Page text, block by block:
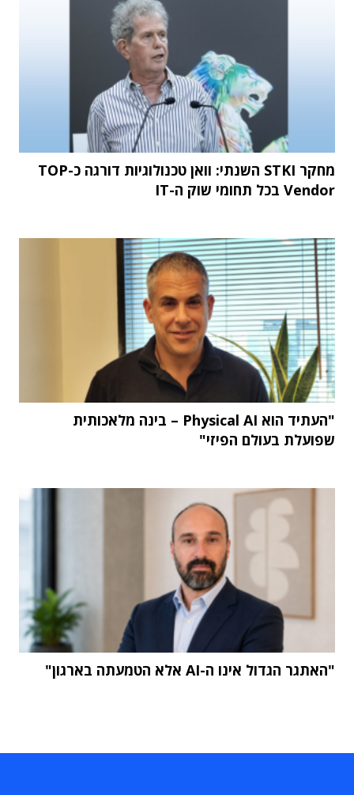
מחקר STKI השנתי: וואן טכנולוגיות דורגה כ-TOP
Vendor בכל תחומי שוק ה-IT
"העתיד הוא Physical AI – בינה מלאכותית
שפועלת בעולם הפיזי"
"האתגר הגדול אינו ה-AI אלא הטמעתה בארגון"